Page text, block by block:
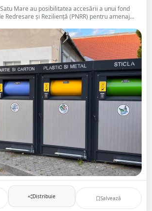
Mare au posibilitatea accesării a unui fond
Redresare și Reziliență (PNRR) pentru amenaj...
Distribuie Salvează